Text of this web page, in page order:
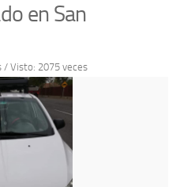
en San
/ Visto: 2075 veces